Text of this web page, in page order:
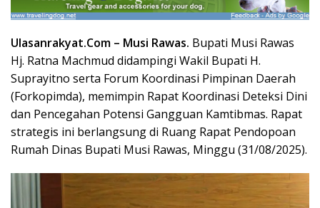
Ulasanrakyat.Com – Musi Rawas. Bupati Musi Rawas
Hj. Ratna Machmud didampingi Wakil Bupati H.
Suprayitno serta Forum Koordinasi Pimpinan Daerah
(Forkopimda), memimpin Rapat Koordinasi Deteksi Dini
dan Pencegahan Potensi Gangguan Kamtibmas. Rapat
strategis ini berlangsung di Ruang Rapat Pendopoan
Rumah Dinas Bupati Musi Rawas, Minggu (31/08/2025).